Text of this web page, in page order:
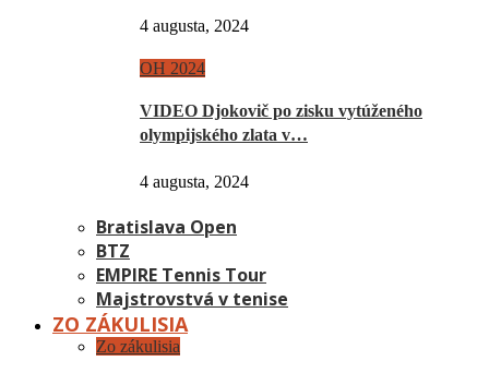
4 augusta, 2024
OH 2024
VIDEO Djokovič po zisku vytúženého
olympijského zlata v…
4 augusta, 2024
Bratislava Open
BTZ
EMPIRE Tennis Tour
Majstrovstvá v tenise
ZO ZÁKULISIA
Zo zákulisia